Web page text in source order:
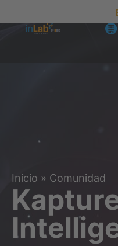
Inicio » Comunidad